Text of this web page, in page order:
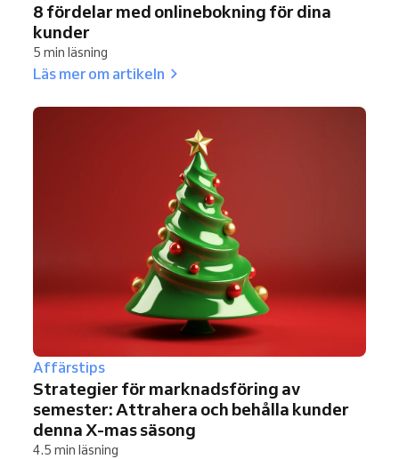
8 fördelar med onlinebokning för dina
kunder
5 min läsning
Läs mer om artikeln
Affärstips
Strategier för marknadsföring av
semester: Attrahera och behålla kunder
denna X-mas säsong
4.5 min läsning